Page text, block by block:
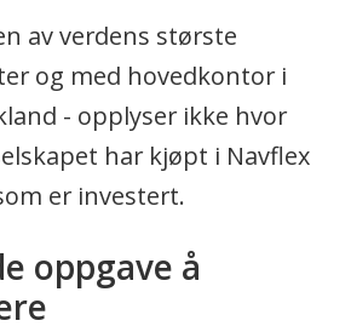
av verdens største
og med hovedkontor i
- opplyser ikke hvor
har kjøpt i Navflex
er investert.
oppgave å